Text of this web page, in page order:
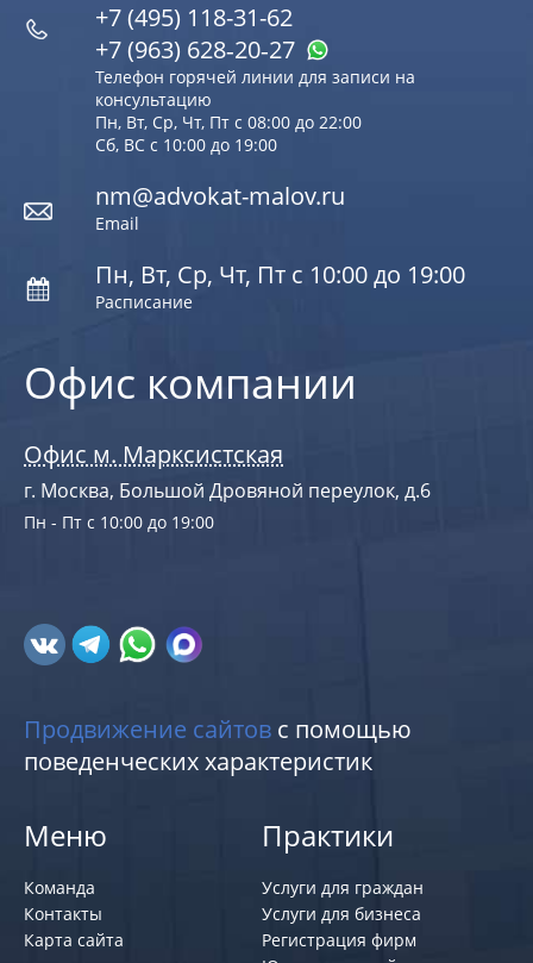
Офис компании
Офис м. Марксистская
г. Москва, Большой Дровяной переулок, д.6
Пн - Пт с 10:00 до 19:00
+7 (495) 118-31-62
+7 (963) 628‑20‑27
Телефон горячей линии для записи на
консультацию
Пн, Вт, Ср, Чт, Пт с 08:00 до 22:00
Сб, ВС с 10:00 до 19:00
nm@advokat-malov.ru
Email
Пн, Вт, Ср, Чт, Пт с 10:00 до 19:00
Расписание
Продвижение сайтов с помощью
поведенческих характеристик
Меню
Команда
Контакты
Карта сайта
Практики
Услуги для граждан
Услуги для бизнеса
Регистрация фирм